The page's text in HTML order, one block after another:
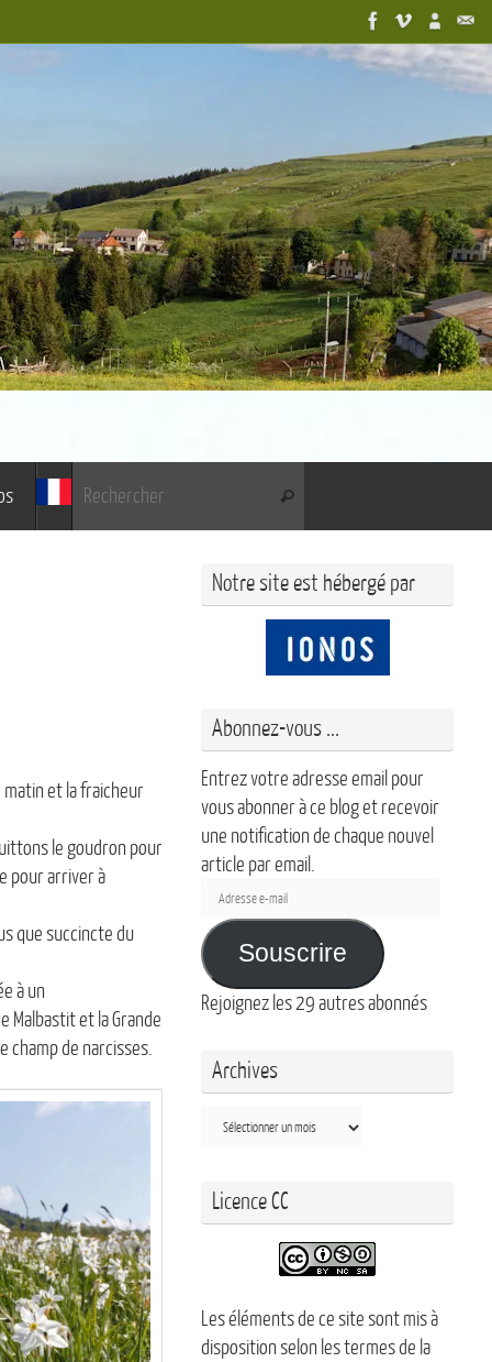
Rechercher
matin et la fraicheur
le goudron pour
pour arriver à
que succincte du
à un
et la Grande
champ de narcisses.
Notre site est hébergé par
Abonnez-vous ...
Entrez votre adresse email pour
vous abonner à ce blog et recevoir
une notification de chaque nouvel
article par email.
Adresse
e-
mail
Souscrire
Rejoignez les 29 autres abonnés
Archives
Archives
Licence CC
Les éléments de ce site sont mis à
disposition selon les termes de la